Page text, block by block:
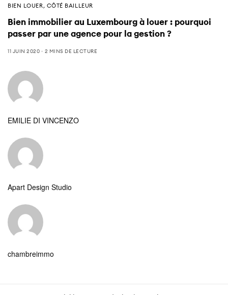
BIEN LOUER, CÔTÉ BAILLEUR
Bien immobilier au Luxembourg à louer : pourquoi
passer par une agence pour la gestion ?
11 JUIN 2020 2 MINS DE LECTURE
EMILIE DI VINCENZO
Apart Design Studio
chambreimmo